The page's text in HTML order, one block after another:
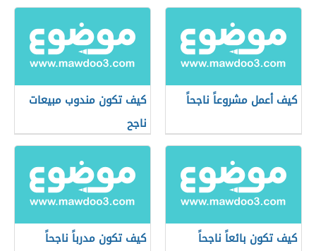
كيف أعمل مشروعاً ناجحاً
كيف تكون مندوب مبيعات
ناجح
كيف تكون بائعاً ناجحاً
كيف تكون مدرباً ناجحاً